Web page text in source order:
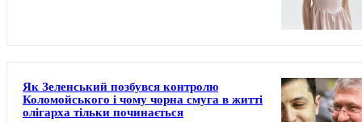
Як Зеленський позбувся контролю
Коломойського і чому чорна смуга в житті
олігарха тільки починається